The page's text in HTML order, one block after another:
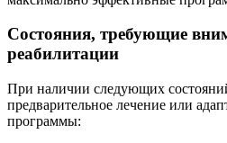
Состояния, требующие
реабилитации
При наличии следующих
предварительное лечение или
программы: